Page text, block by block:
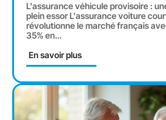
L'assurance véhicule provisoire :
plein essor L'assurance voiture
révolutionne le marché français
35% en…
En savoir plus